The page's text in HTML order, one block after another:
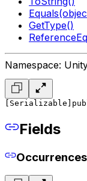
GetType()
Namespace:
[Serializable]
Fields
Occurrences